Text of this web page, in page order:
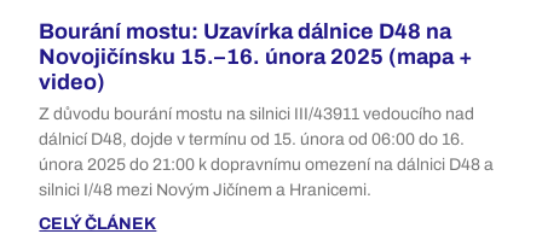
Bourání mostu: Uzavírka dálnice D48 na
Novojičínsku 15.–16. února 2025 (mapa +
video)
Z důvodu bourání mostu na silnici III/43911 vedoucího nad
dálnicí D48, dojde v termínu od 15. února od 06:00 do 16.
února 2025 do 21:00 k dopravnímu omezení na dálnici D48 a
silnici I/48 mezi Novým Jičínem a Hranicemi.
CELÝ ČLÁNEK